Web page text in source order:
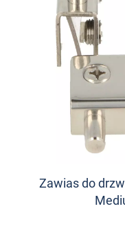
Zawias do